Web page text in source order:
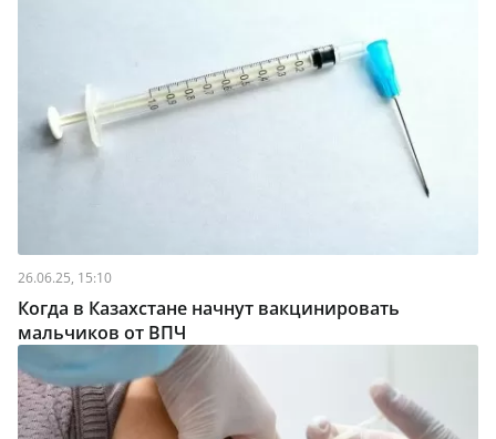
26.06.25, 15:10
Когда в Казахстане начнут вакцинировать
мальчиков от ВПЧ